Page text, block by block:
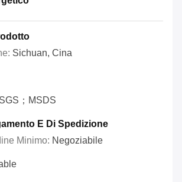
Sichuan, Cina
SGS；MSDS
E Di Spedizione
Minimo: Negoziabile